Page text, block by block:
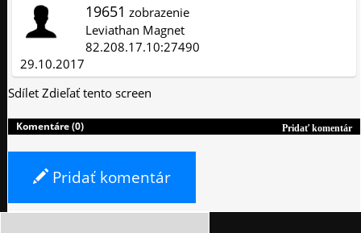
19651 zobrazenie
Leviathan Magnet
82.208.17.10:27490
29.10.2017
Sdílet Zdieľať tento screen
Pridať komentár
Komentáre (0)
Pridať komentár